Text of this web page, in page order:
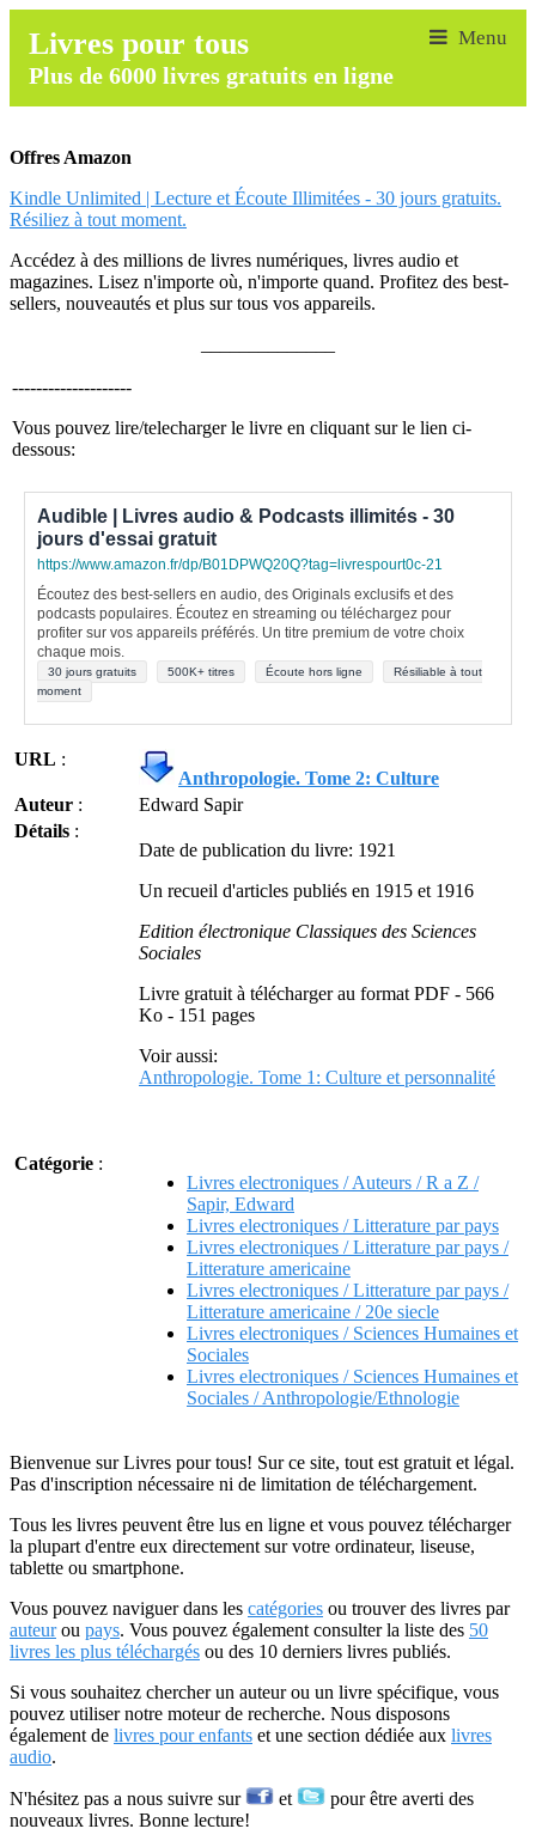
Livres pour tous
Plus de 6000 livres gratuits en ligne
Offres Amazon
Kindle Unlimited | Lecture et Écoute Illimitées - 30 jours gratuits.
Résiliez à tout moment.
Accédez à des millions de livres numériques, livres audio et
magazines. Lisez n'importe où, n'importe quand. Profitez des best-
sellers, nouveautés et plus sur tous vos appareils.
--------------------
Vous pouvez lire/telecharger le livre en cliquant sur le lien ci-
dessous:
Audible | Livres audio & Podcasts illimités - 30
jours d'essai gratuit
https://www.amazon.fr/dp/B01DPWQ20Q?tag=livrespourt0c-21
Écoutez des best-sellers en audio, des Originals exclusifs et des
podcasts populaires. Écoutez en streaming ou téléchargez pour
profiter sur vos appareils préférés. Un titre premium de votre choix
chaque mois.
30 jours gratuits 500K+ titres Écoute hors ligne
Résiliable à tout
moment
URL :
Anthropologie. Tome 2: Culture
Auteur :
Edward Sapir
Détails :
Date de publication du livre: 1921
Un recueil d'articles publiés en 1915 et 1916
Edition électronique Classiques des Sciences
Sociales
Livre gratuit à télécharger au format PDF - 566
Ko - 151 pages
Voir aussi:
Anthropologie. Tome 1: Culture et personnalité
Catégorie :
Livres electroniques / Auteurs / R a Z /
Sapir, Edward
Livres electroniques / Litterature par pays
Livres electroniques / Litterature par pays /
Litterature americaine
Livres electroniques / Litterature par pays /
Litterature americaine / 20e siecle
Livres electroniques / Sciences Humaines et
Sociales
Livres electroniques / Sciences Humaines et
Sociales / Anthropologie/Ethnologie
Bienvenue sur Livres pour tous! Sur ce site, tout est gratuit et légal.
Pas d'inscription nécessaire ni de limitation de téléchargement.
Tous les livres peuvent être lus en ligne et vous pouvez télécharger
la plupart d'entre eux directement sur votre ordinateur, liseuse,
tablette ou smartphone.
Vous pouvez naviguer dans les catégories ou trouver des livres par
auteurou pays. Vous pouvez également consulter la liste des 50
livres les plus téléchargés ou des 10 derniers livres publiés.
Si vous souhaitez chercher un auteur ou un livre spécifique, vous
pouvez utiliser notre moteur de recherche. Nous disposons
également de livres pour enfants et une section dédiée aux livres
audio.
N'hésitez pas a nous suivre sur et
pour être averti des
nouveaux livres. Bonne lecture!